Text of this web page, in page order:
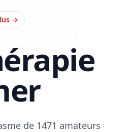
→
de 1471 amateurs